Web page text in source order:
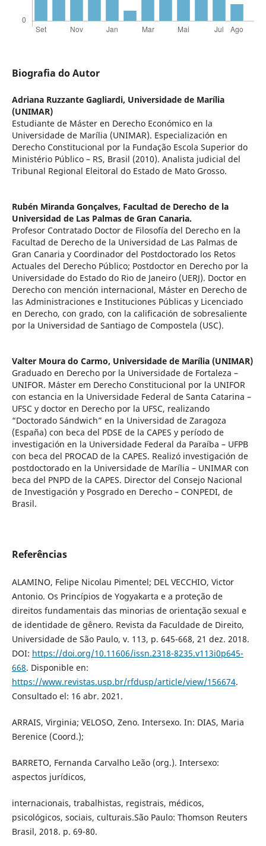
Biografia do Autor
Adriana Ruzzante Gagliardi, Universidade de Marília
(UNIMAR)
Estudiante de Máster en Derecho Económico en la
Universidade de Marília (UNIMAR). Especialización en
Derecho Constitucional por la Fundação Escola Superior do
Ministério Público – RS, Brasil (2010). Analista judicial del
Tribunal Regional Eleitoral do Estado de Mato Grosso.
Rubén Miranda Gonçalves, Facultad de Derecho de la
Universidad de Las Palmas de Gran Canaria.
Profesor Contratado Doctor de Filosofía del Derecho en la
Facultad de Derecho de la Universidad de Las Palmas de
Gran Canaria y Coordinador del Postdoctorado los Retos
Actuales del Derecho Público; Postdoctor en Derecho por la
Universidade do Estado do Rio de Janeiro (UERJ). Doctor en
Derecho con mención internacional, Máster en Derecho de
las Administraciones e Instituciones Públicas y Licenciado
en Derecho, con grado, con la calificación de sobresaliente
por la Universidad de Santiago de Compostela (USC).
Valter Moura do Carmo, Universidade de Marília (UNIMAR)
Graduado en Derecho por la Universidade de Fortaleza –
UNIFOR. Máster em Derecho Constitucional por la UNIFOR
con estancia en la Universidade Federal de Santa Catarina –
UFSC y doctor en Derecho por la UFSC, realizando
“Doctorado Sándwich” en la Universidad de Zaragoza
(España) con beca del PDSE de la CAPES y período de
investigación en la Universidade Federal da Paraíba – UFPB
con beca del PROCAD de la CAPES. Realizó investigación de
postdoctorado en la Universidade de Marília – UNIMAR con
beca del PNPD de la CAPES. Director del Consejo Nacional
de Investigación y Posgrado en Derecho – CONPEDI, de
Brasil.
Referências
ALAMINO, Felipe Nicolau Pimentel; DEL VECCHIO, Victor
Antonio. Os Princípios de Yogyakarta e a proteção de
direitos fundamentais das minorias de orientação sexual e
de identidade de gênero. Revista da Faculdade de Direito,
Universidade de São Paulo, v. 113, p. 645-668, 21 dez. 2018.
DOI: https://doi.org/10.11606/issn.2318-8235.v113i0p645-
668. Disponible en:
https://www.revistas.usp.br/rfdusp/article/view/156674.
Consultado el: 16 abr. 2021.
ARRAIS, Virginia; VELOSO, Zeno. Intersexo. In: DIAS, Maria
Berenice (Coord.);
BARRETO, Fernanda Carvalho Leão (org.). Intersexo:
aspectos jurídicos,
internacionais, trabalhistas, registrais, médicos,
psicológicos, sociais, culturais.São Paulo: Thomson Reuters
Brasil, 2018. p. 69-80.